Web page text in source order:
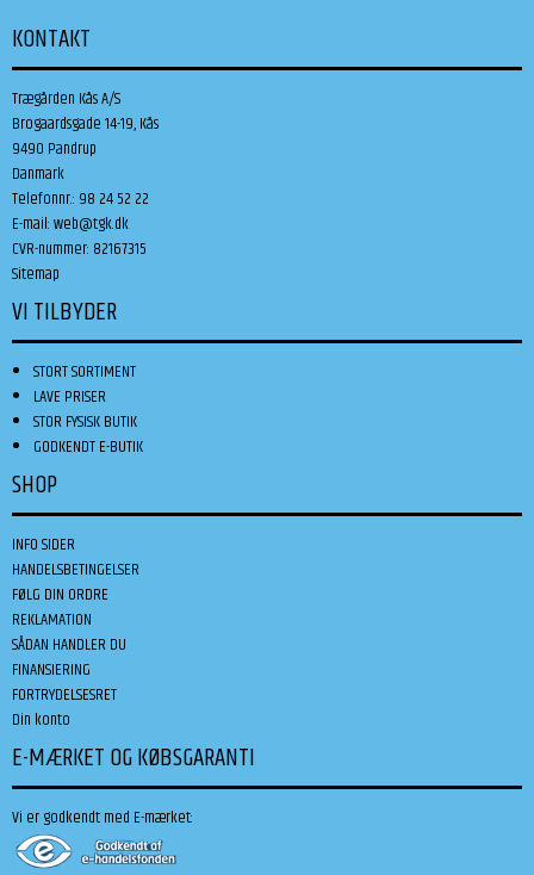
KONTAKT
Trægården Kås A/S
Brogaardsgade 14-19, Kås
9490 Pandrup
Danmark
Telefonnr.: 98 24 52 22
E-mail:web@tgk.dk
CVR-nummer: 82167315
Sitemap
VI TILBYDER
STORT SORTIMENT
LAVE PRISER
STOR FYSISK BUTIK
GODKENDT E-BUTIK
SHOP
INFO SIDER
HANDELSBETINGELSER
FØLG DIN ORDRE
REKLAMATION
SÅDAN HANDLER DU
FINANSIERING
FORTRYDELSESRET
Din konto
E-MÆRKET OG KØBSGARANTI
Vi er godkendt med E-mærket: